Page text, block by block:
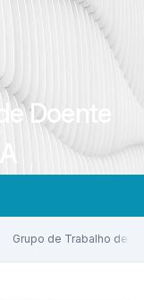
Doente
Grupo de Trabalho de